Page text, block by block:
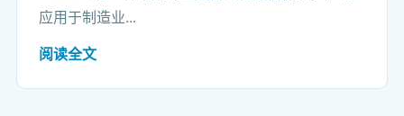
应用于制造业...
阅读全文